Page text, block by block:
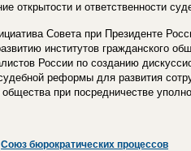
открытости и ответственности
Совета при Президенте
институтов гражданского
России по созданию
реформы для развития
общества при посредничестве
Союз бюрократических процессов